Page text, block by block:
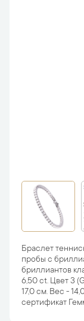
Браслет
пробы с
бриллиантов
6,50 ct. Цвет 3
17,0 см. Вес -
сертификат